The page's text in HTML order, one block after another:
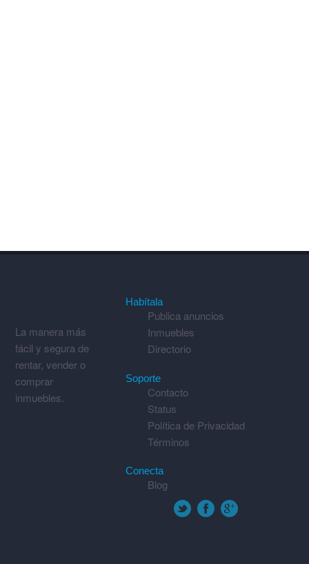
La manera más
fácil y segura de
rentar, vender o
comprar
inmuebles.
Habítala
Publica anuncios
Inmuebles
Directorio
Soporte
Contacto
Status
Política de Privacidad
Términos
Conecta
Blog